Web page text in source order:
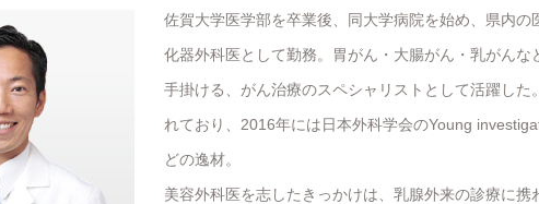
佐賀大学医学部を卒業後、同大学病院を始め、県内の
化器外科医として勤務。胃がん・大腸がん・乳がんな
手掛ける、がん治療のスペシャリストとして活躍した
れており、2016年には日本外科学会のYoung
どの逸材。
美容外科医を志したきっかけは、乳腺外来の診療に携